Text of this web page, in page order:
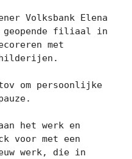
Volksbank Elena
geopende filiaal in
met
om persoonlijke
het werk en
voor met een
werk, die in